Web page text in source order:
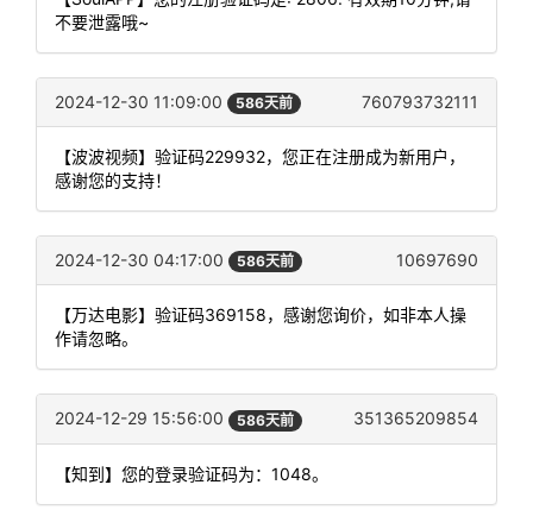
不要泄露哦~
2024-12-30 11:09:00 586天前 760793732111
【波波视频】验证码229932，您正在注册成为新用户，
感谢您的支持！
2024-12-30 04:17:00 586天前 10697690
【万达电影】验证码369158，感谢您询价，如非本人操
作请忽略。
2024-12-29 15:56:00 586天前 351365209854
【知到】您的登录验证码为：1048。